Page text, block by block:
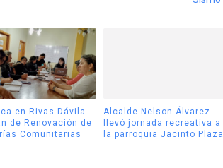
en Rivas Dávila
de Renovación de
Comunitarias
Alcalde Nelson Álvarez
llevó jornada recreativa a
la parroquia Jacinto Plaza